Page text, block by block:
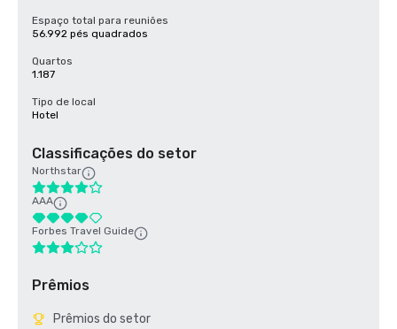
Espaço total para reuniões
56.992 pés quadrados
Quartos
1.187
Tipo de local
Hotel
Classificações do setor
Northstar
AAA
Forbes Travel Guide
Prêmios
Prêmios do setor